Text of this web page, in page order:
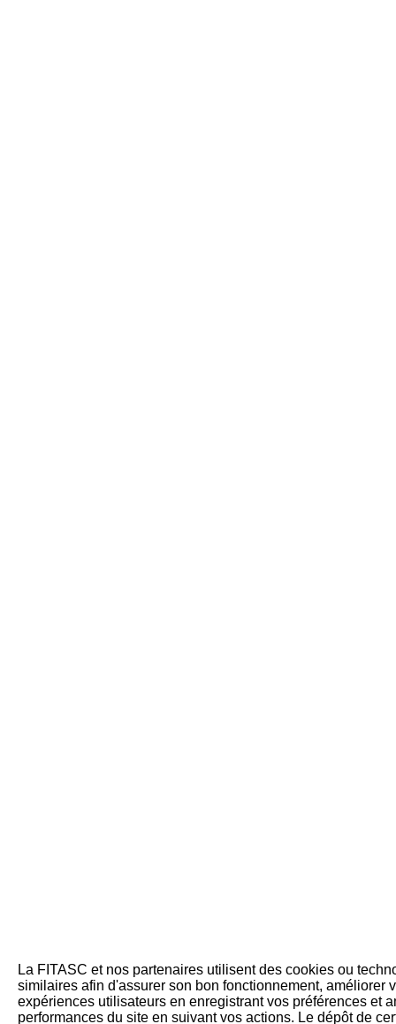
La FITASC et nos partenaires utilisent des cookies ou
similaires afin d'assurer son bon fonctionnement, améliorer
expériences utilisateurs en enregistrant vos préférences et
performances du site en suivant vos actions. Le dépôt de